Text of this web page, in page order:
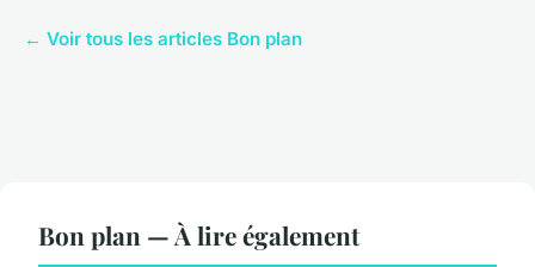
← Voir tous les articles Bon plan
Bon plan — À lire également